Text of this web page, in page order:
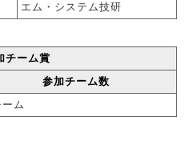
エム・システム技研
チーム賞
参加チーム数
ム